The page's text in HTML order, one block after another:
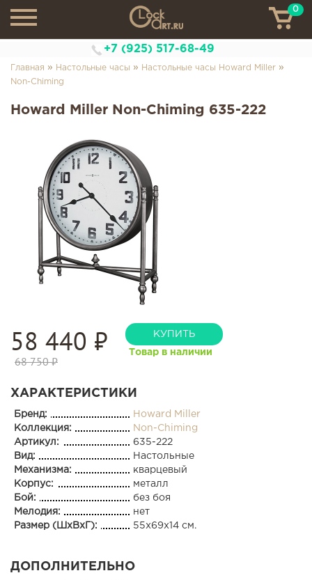
+7 (925) 517-68-49
ТН
0
Главная » Настольные часы » Настольные часы Howard Miller »
Non-Chiming
Howard Miller Non-Chiming 635-222
58 440 ₽
68 750 ₽
КУПИТЬ
Товар в наличии
ХАРАКТЕРИСТИКИ
Бренд:
Howard Miller
Коллекция:
Non-Chiming
Артикул:
635-222
Вид:
Настольные
Механизма:
кварцевый
Корпус:
металл
Бой:
без боя
Мелодия:
нет
Размер (ШхВхГ):
55x69x14 см.
ДОПОЛНИТЕЛЬНО